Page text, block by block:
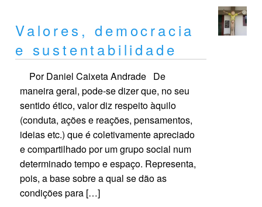
Valores, democracia
e sustentabilidade
Por Daniel Caixeta Andrade De
maneira geral, pode-se dizer que, no seu
sentido ético, valor diz respeito àquilo
(conduta, ações e reações, pensamentos,
ideias etc.) que é coletivamente apreciado
e compartilhado por um grupo social num
determinado tempo e espaço. Representa,
pois, a base sobre a qual se dão as
condições para […]